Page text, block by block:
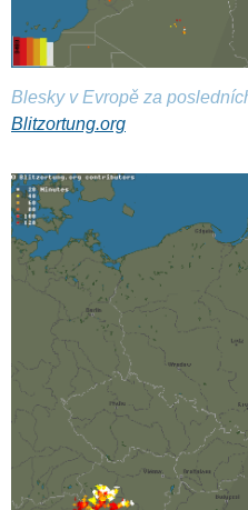
Blesky v Evropě za
Blitzortung.org